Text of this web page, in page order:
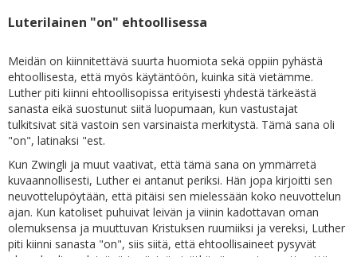
Luterilainen "on" ehtoollisessa
Meidän on kiinnitettävä suurta huomiota sekä oppiin pyhästä
ehtoollisesta, että myös käytäntöön, kuinka sitä vietämme.
Luther piti kiinni ehtoollisopissa erityisesti yhdestä tärkeästä
sanasta eikä suostunut siitä luopumaan, kun vastustajat
tulkitsivat sitä vastoin sen varsinaista merkitystä. Tämä sana oli
"on", latinaksi "est.
Kun Zwingli ja muut vaativat, että tämä sana on ymmärretä
kuvaannollisesti, Luther ei antanut periksi. Hän jopa kirjoitti sen
neuvottelupöytään, että pitäisi sen mielessään koko neuvottelun
ajan. Kun katoliset puhuivat leivän ja viinin kadottavan oman
olemuksensa ja muuttuvan Kristuksen ruumiiksi ja vereksi, Luther
piti kiinni sanasta "on", siis siitä, että ehtoollisaineet pysyvät